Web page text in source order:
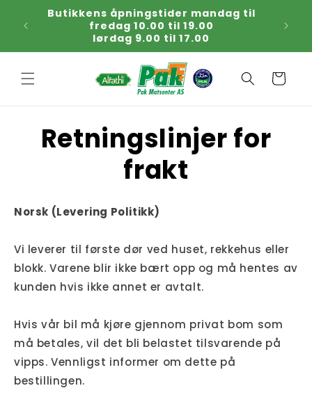
videre til
innholdet
Butikkens åpningstider mandag til
fredag 10.00 til 19.00
lørdag 9.00 til 17.00
Handlekurv
Retningslinjer for
frakt
Norsk (Levering Politikk)
Vi leverer til første dør ved huset, rekkehus eller
blokk. Varene blir ikke bært opp og må hentes av
kunden hvis ikke annet er avtalt.
Hvis vår bil må kjøre gjennom privat bom som
må betales, vil det bli belastet tilsvarende på
vipps. Vennligst informer om dette på
bestillingen.